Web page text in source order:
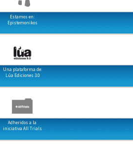
Estamos en:
Epistemonikos
Una plataforma de:
Lúa Ediciones 3.0
Adheridos a la
iniciativa All Trials